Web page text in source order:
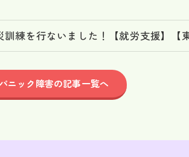
訓練を行ないました！【就労支援】【
ニック障害の記事一覧へ